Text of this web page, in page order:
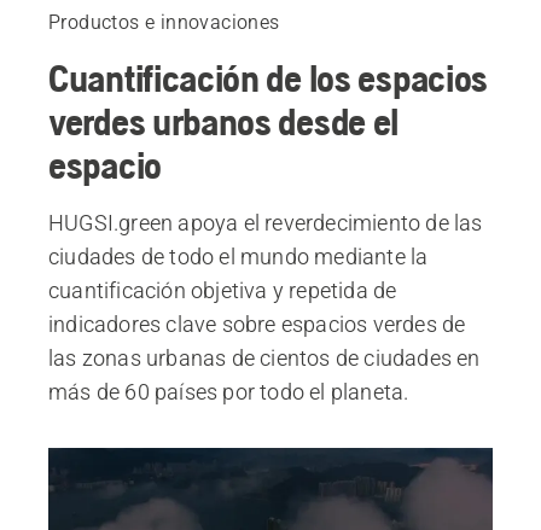
Productos e innovaciones
Cuantificación de los espacios
verdes urbanos desde el
espacio
HUGSI.green apoya el reverdecimiento de las
ciudades de todo el mundo mediante la
cuantificación objetiva y repetida de
indicadores clave sobre espacios verdes de
las zonas urbanas de cientos de ciudades en
más de 60 países por todo el planeta.